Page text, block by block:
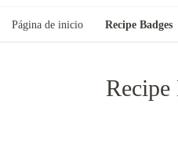
Página de inicio Recipe Badges
Recipe